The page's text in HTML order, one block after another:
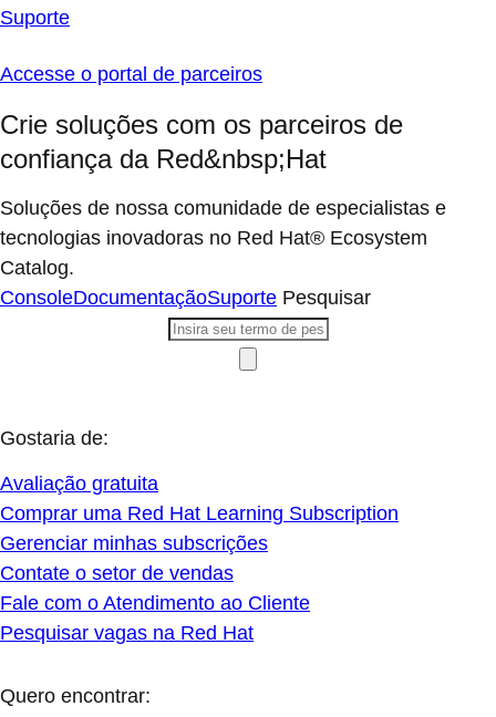
Suporte
Accesse o portal de parceiros
Crie soluções com os parceiros de
confiança da Red&nbsp;Hat
Soluções de nossa comunidade de especialistas e
tecnologias inovadoras no Red Hat® Ecosystem
Catalog.
ConsoleDocumentaçãoSuporte Pesquisar
Gostaria de:
Avaliação gratuita
Comprar uma Red Hat Learning Subscription
Gerenciar minhas subscrições
Contate o setor de vendas
Fale com o Atendimento ao Cliente
Pesquisar vagas na Red Hat
Quero encontrar: